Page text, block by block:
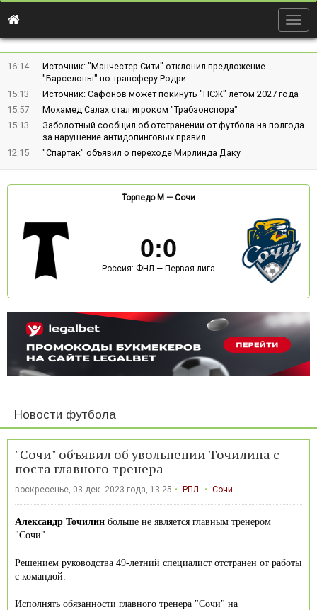
16:14
Источник: "Манчестер Сити" отклонил предложение
"Барселоны" по трансферу Родри
15:13
Источник: Сафонов может покинуть "ПСЖ" летом 2027 года
15:57
Мохамед Салах стал игроком "Трабзонспора"
15:13
Заболотный сообщил об отстранении от футбола на полгода
за нарушение антидопинговых правил
12:15
"Спартак" объявил о переходе Мирлинда Даку
Торпедо М — Сочи
0:0
Россия: ФНЛ — Первая лига
Новости футбола
"Сочи" объявил об увольнении Точилина с
поста главного тренера
воскресенье, 03 дек. 2023 года, 13:25 РПЛ Сочи
Александр Точилин больше не является главным тренером
"Сочи".
Решением руководства 49-летний специалист отстранен от работы
с командой.
Исполнять обязанности главного тренера "Сочи" на